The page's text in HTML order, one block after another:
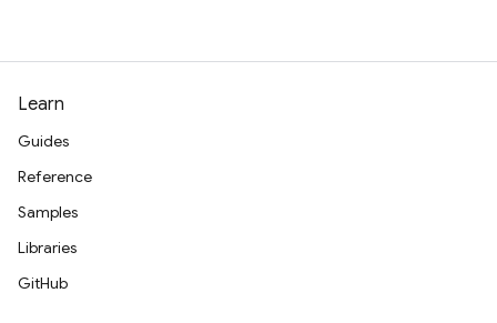
Learn
Guides
Reference
Samples
Libraries
GitHub